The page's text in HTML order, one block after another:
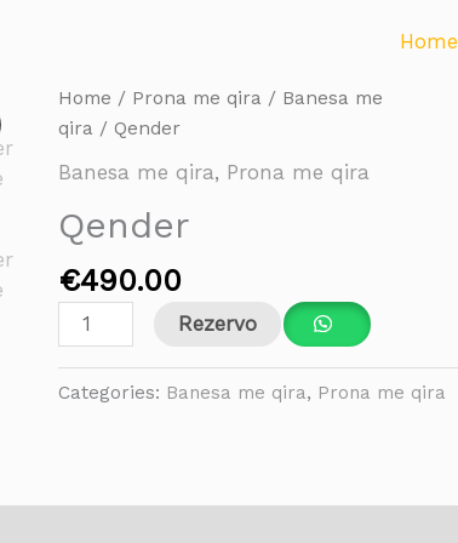
Home
Home / Prona me qira / Banesa me
qira / Qender
Banesa me qira, Prona me qira
Qender
€490.00
Qender
quantity
Rezervo
Categories: Banesa me qira, Prona me qira